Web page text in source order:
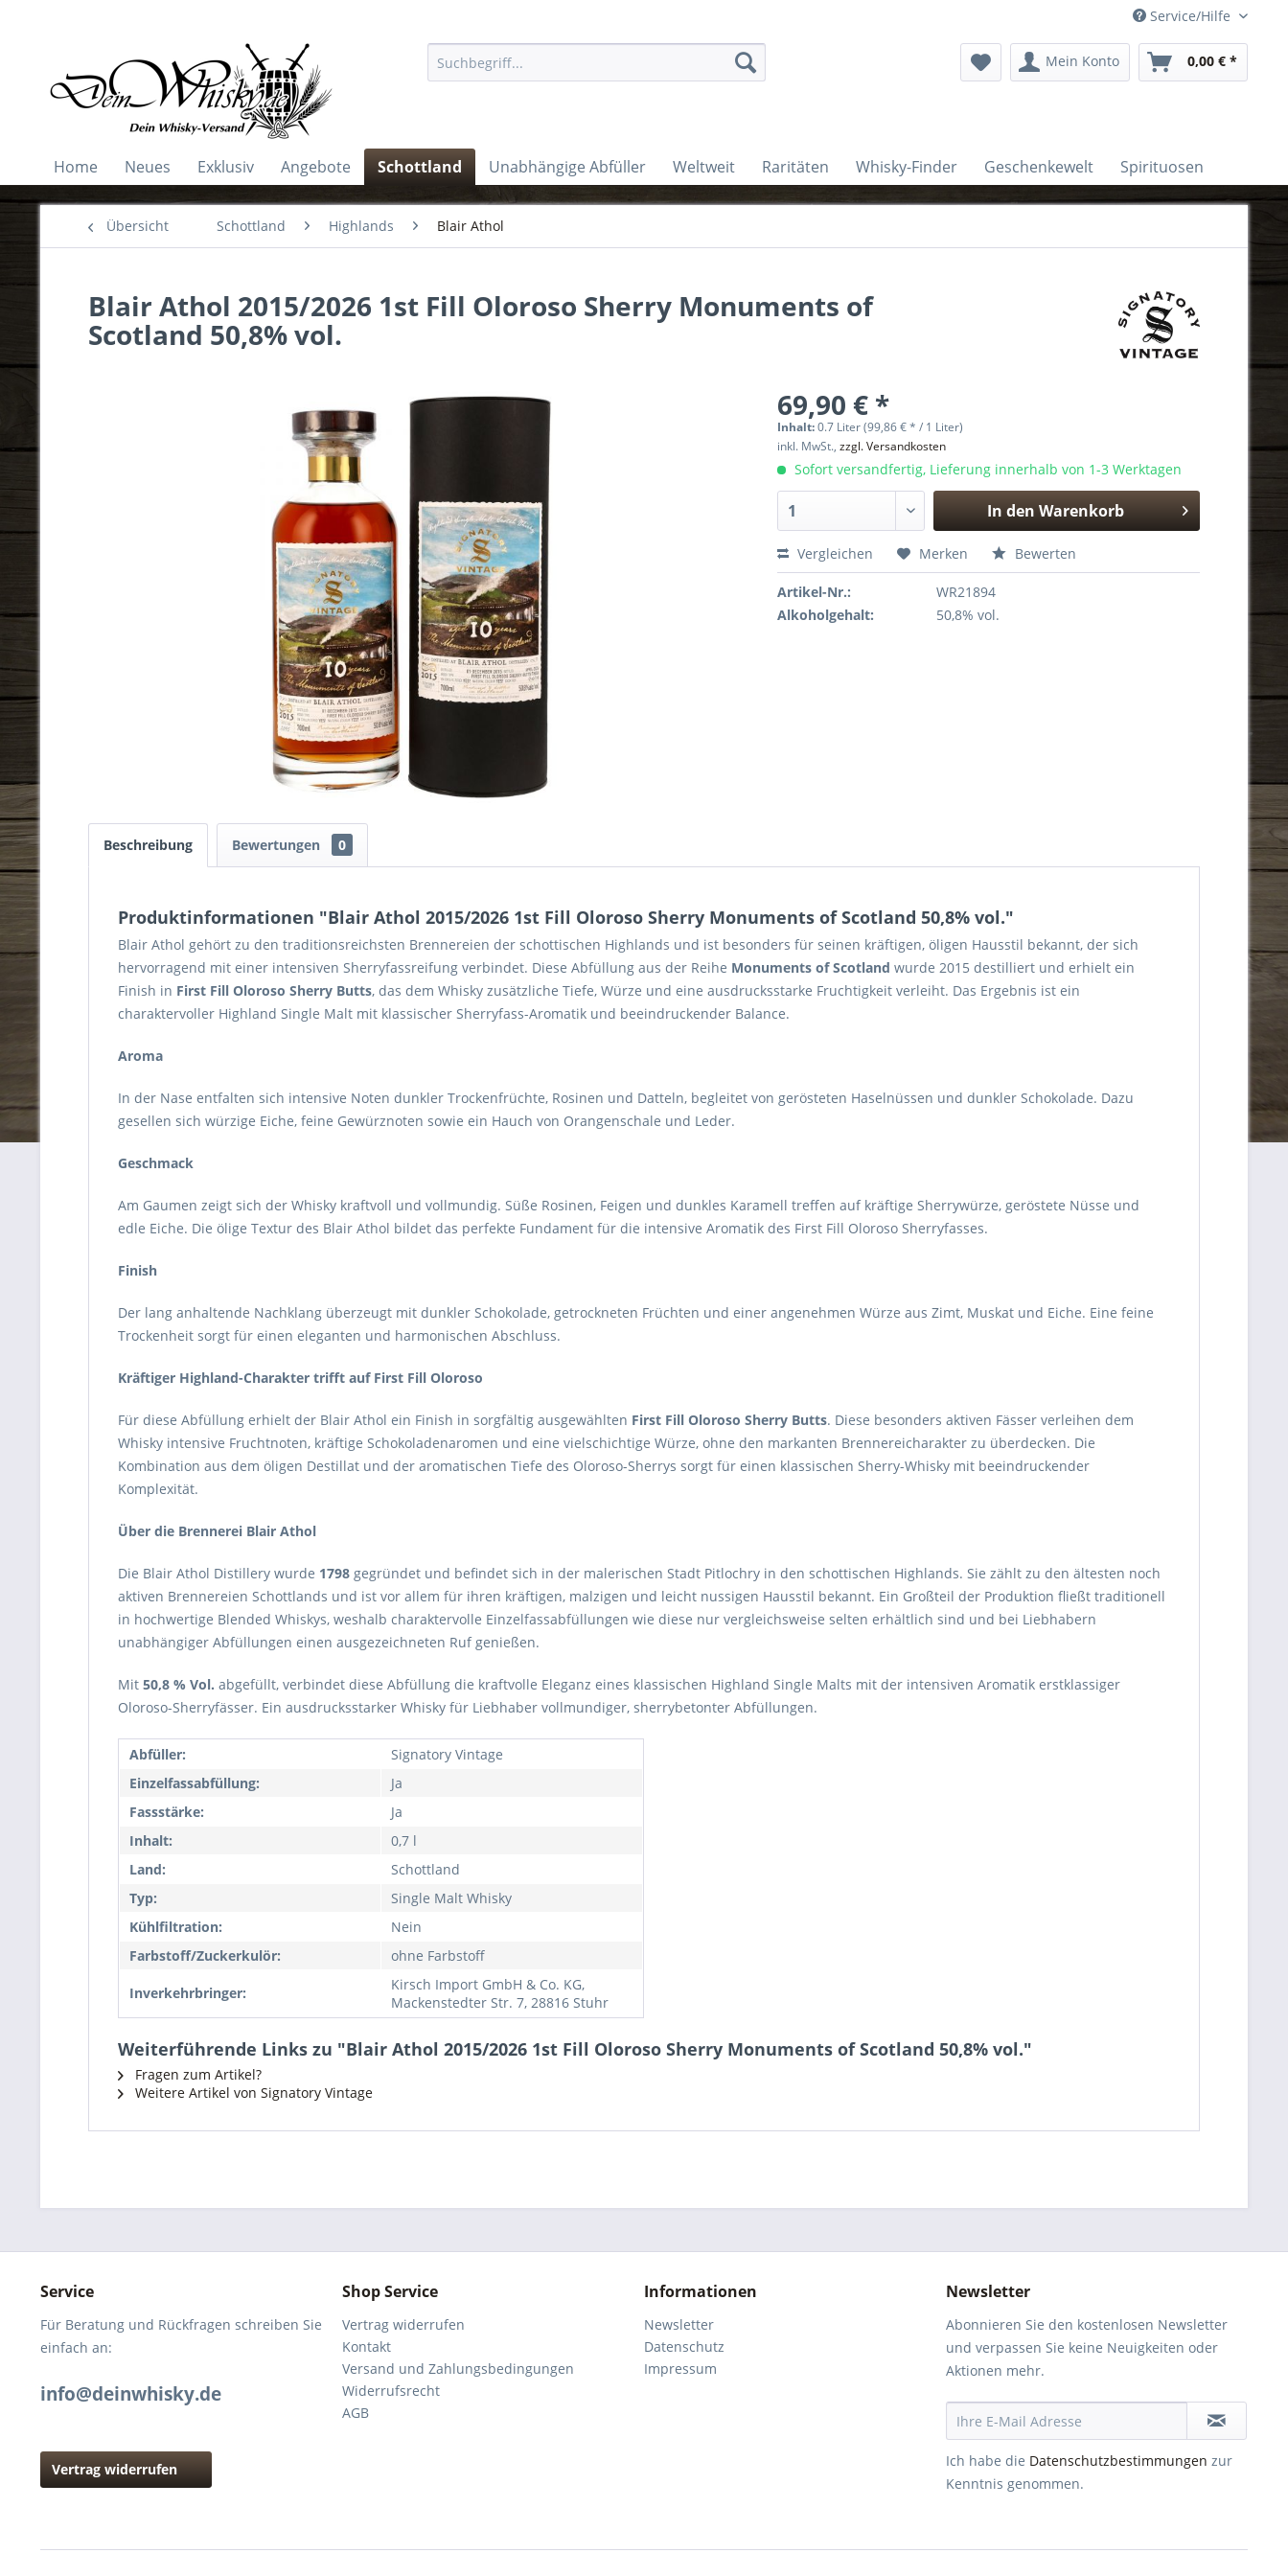
Service/Hilfe
Mein Konto 0,00 € *
Home Neues Exklusiv Angebote Schottland Unabhängige Abfüller Weltweit Raritäten Whisky-Finder Geschenkewelt Spirituosen
Übersicht Schottland Highlands Blair Athol
Blair Athol 2015/2026 1st Fill Oloroso Sherry Monuments of
Scotland 50,8% vol.
69,90 € *
Inhalt:0.7 Liter (99,86 € * / 1 Liter)
inkl. MwSt.,zzgl. Versandkosten
Sofort versandfertig, Lieferung innerhalb von 1-3 Werktagen
In den Warenkorb
Hinzugefügt
Vergleichen Merken Bewerten
Artikel-Nr.:
WR21894
Alkoholgehalt:
50,8% vol.
Beschreibung Bewertungen 0
Produktinformationen "Blair Athol 2015/2026 1st Fill Oloroso Sherry Monuments of Scotland 50,8% vol."
Blair Athol gehört zu den traditionsreichsten Brennereien der schottischen Highlands und ist besonders für seinen kräftigen, öligen Hausstil bekannt, der sich
hervorragend mit einer intensiven Sherryfassreifung verbindet. Diese Abfüllung aus der Reihe Monuments of Scotland wurde 2015 destilliert und erhielt ein
Finish in First Fill Oloroso Sherry Butts, das dem Whisky zusätzliche Tiefe, Würze und eine ausdrucksstarke Fruchtigkeit verleiht. Das Ergebnis ist ein
charaktervoller Highland Single Malt mit klassischer Sherryfass-Aromatik und beeindruckender Balance.
Aroma
In der Nase entfalten sich intensive Noten dunkler Trockenfrüchte, Rosinen und Datteln, begleitet von gerösteten Haselnüssen und dunkler Schokolade. Dazu
gesellen sich würzige Eiche, feine Gewürznoten sowie ein Hauch von Orangenschale und Leder.
Geschmack
Am Gaumen zeigt sich der Whisky kraftvoll und vollmundig. Süße Rosinen, Feigen und dunkles Karamell treffen auf kräftige Sherrywürze, geröstete Nüsse und
edle Eiche. Die ölige Textur des Blair Athol bildet das perfekte Fundament für die intensive Aromatik des First Fill Oloroso Sherryfasses.
Finish
Der lang anhaltende Nachklang überzeugt mit dunkler Schokolade, getrockneten Früchten und einer angenehmen Würze aus Zimt, Muskat und Eiche. Eine feine
Trockenheit sorgt für einen eleganten und harmonischen Abschluss.
Kräftiger Highland-Charakter trifft auf First Fill Oloroso
Für diese Abfüllung erhielt der Blair Athol ein Finish in sorgfältig ausgewählten First Fill Oloroso Sherry Butts. Diese besonders aktiven Fässer verleihen dem
Whisky intensive Fruchtnoten, kräftige Schokoladenaromen und eine vielschichtige Würze, ohne den markanten Brennereicharakter zu überdecken. Die
Kombination aus dem öligen Destillat und der aromatischen Tiefe des Oloroso-Sherrys sorgt für einen klassischen Sherry-Whisky mit beeindruckender
Komplexität.
Über die Brennerei Blair Athol
Die Blair Athol Distillery wurde 1798 gegründet und befindet sich in der malerischen Stadt Pitlochry in den schottischen Highlands. Sie zählt zu den ältesten noch
aktiven Brennereien Schottlands und ist vor allem für ihren kräftigen, malzigen und leicht nussigen Hausstil bekannt. Ein Großteil der Produktion fließt traditionell
in hochwertige Blended Whiskys, weshalb charaktervolle Einzelfassabfüllungen wie diese nur vergleichsweise selten erhältlich sind und bei Liebhabern
unabhängiger Abfüllungen einen ausgezeichneten Ruf genießen.
Mit 50,8 % Vol. abgefüllt, verbindet diese Abfüllung die kraftvolle Eleganz eines klassischen Highland Single Malts mit der intensiven Aromatik erstklassiger
Oloroso-Sherryfässer. Ein ausdrucksstarker Whisky für Liebhaber vollmundiger, sherrybetonter Abfüllungen.
Abfüller:
Signatory Vintage
Einzelfassabfüllung:
Ja
Fassstärke:
Ja
Inhalt:
0,7 l
Land:
Schottland
Typ:
Single Malt Whisky
Kühlfiltration:
Nein
Farbstoff/Zuckerkulör:
ohne Farbstoff
Inverkehrbringer:
Kirsch Import GmbH & Co. KG,
Mackenstedter Str. 7, 28816 Stuhr
Weiterführende Links zu "Blair Athol 2015/2026 1st Fill Oloroso Sherry Monuments of Scotland 50,8% vol."
Fragen zum Artikel?
Weitere Artikel von Signatory Vintage
Service
Für Beratung und Rückfragen schreiben Sie
einfach an:
info@deinwhisky.de
Vertrag widerrufen
Shop Service
Vertrag widerrufen
Kontakt
Versand und Zahlungsbedingungen
Widerrufsrecht
AGB
Informationen
Newsletter
Datenschutz
Impressum
Newsletter
Abonnieren Sie den kostenlosen Newsletter
und verpassen Sie keine Neuigkeiten oder
Aktionen mehr.
Ich habe die Datenschutzbestimmungen zur
Kenntnis genommen.